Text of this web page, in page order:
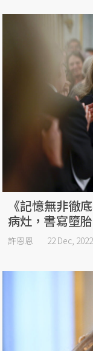
《記憶無非徹
病灶，書寫墮
許恩恩 22 Dec, 2022